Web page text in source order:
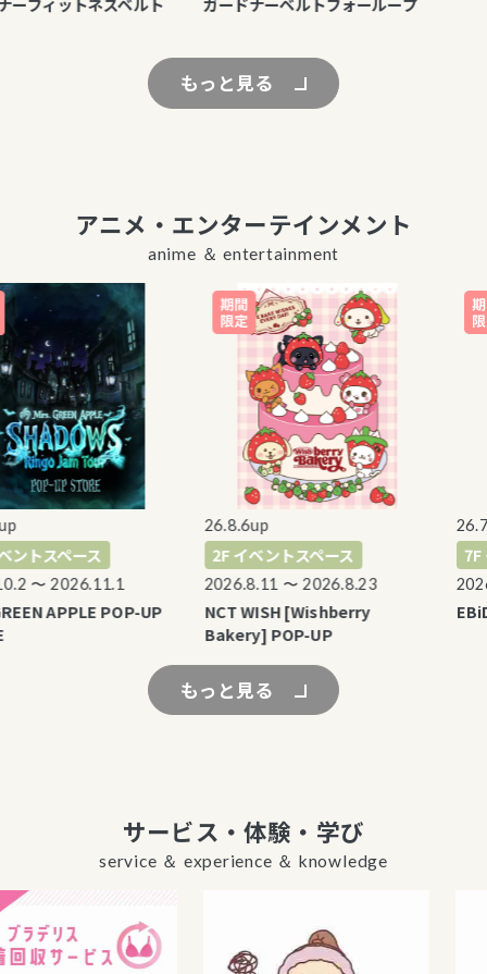
もっと見る
アニメ・エンターテインメント
anime ＆ entertainment
トスペース
〜 2026.11.1
APPLE POP-UP
26.8.6up
2F イベントスペース
2026.8.11 〜 2026.8.23
NCT WISH [Wishberry
Bakery] POP-UP
7F
もっと見る
サービス・体験・学び
service ＆ experience ＆ knowledge